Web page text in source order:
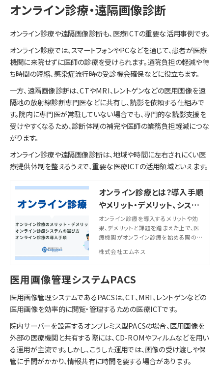
オンライン診療・遠隔画像診断
オンライン診療や遠隔画像診断も、医療ICTの重要な活用事例です。
オンライン診療では、スマートフォンやPCなどを通じて、患者が医療
機関に来院せずに医師の診療を受けられます。通院負担の軽減や待
ち時間の短縮、感染症流行時の受診機会確保などに役立ちます。
一方、遠隔画像診断は、CTやMRI、レントゲンなどの医用画像を遠
隔地の放射線診断専門医などに共有し、読影を依頼する仕組みで
す。院内に専門医が常駐していない場合でも、専門的な読影支援を
受けやすくなるため、診断体制の補完や医師の業務負担軽減につな
がります。
オンライン診療や遠隔画像診断は、地域や時間に左右されにくい医
療提供体制を整えるうえで、重要な医療ICTの活用領域といえます。
オンライン診療とは？導入手順
やメリット・デメリット、システ
ムの選び方を医療機関向けに
解説
オンライン診療を導入するメリットや効
果、デメリットと課題を踏まえた上で、医
療機関がオンライン診療を始める際の導
解説。導入での失敗を避け、より効率的な
は是非参考にしてください。
株式会社エムネス
医用画像管理システムPACS
医用画像管理システムであるPACSは、CT、MRI、レントゲンなどの
医用画像を効率的に閲覧・管理するための医療ICTです。
院内サーバーを設置するオンプレミス型PACSの場合、医用画像を
外部の医療機関と共有する際には、CD-ROMやフィルムなどを用い
る運用が主流です。しかし、こうした運用では、画像の受け渡しや保
管に手間がかかり、情報共有に時間を要する場合があります。